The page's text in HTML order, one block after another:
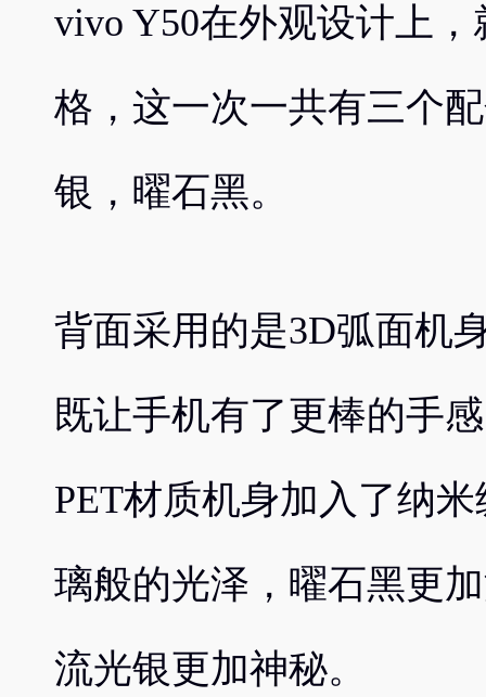
vivo Y50在外观设计上
格，这一次一共有三个
银，曜石黑。
背面采用的是3D弧面机
既让手机有了更棒的手
PET材质机身加入了纳
璃般的光泽，曜石黑更
流光银更加神秘。